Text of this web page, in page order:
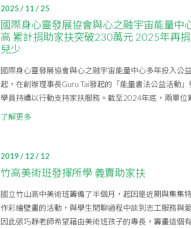
2025 / 11 / 25
國際身心靈發展協會與心之融宇宙能量中
高 累計捐助家扶突破230萬元 2025年再
兒少
國際身心靈發展協會與心之融宇宙能量中心多年投入公
起，在創辦理事長Guru Tai發起的「能量書法公益活動
學員持續以行動支持家扶服務。截至2024年底，兩單位
了解更多
2019 / 12 / 12
竹高美術班發揮所學 義賣助家扶
國立竹山高中美術班籌備了半個月，起因是近期與集集
作彩繪壁畫的活動，與學生閒聊過程中談到志工服務與
因此張巧靜老師希望藉由美術班孩子的專長，籌畫這個有